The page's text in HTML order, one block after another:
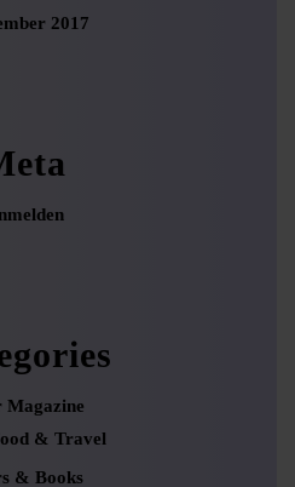
2017
Magazine
& Travel
& Books